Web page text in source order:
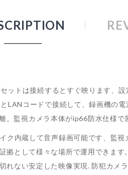
ットは接続するとすぐ映ります、
LANコードで接続して、録画機の
監視カメラ本体がip66防水仕様で
ク内蔵して音声録画可能です、監
拠として様々な場所で運用できま
ない安定した映像実現. 防犯カメ